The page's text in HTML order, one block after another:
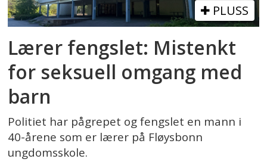
PLUSS
Lærer fengslet: Mistenkt
for seksuell omgang med
barn
Politiet har pågrepet og fengslet en mann i
40-årene som er lærer på Fløysbonn
ungdomsskole.